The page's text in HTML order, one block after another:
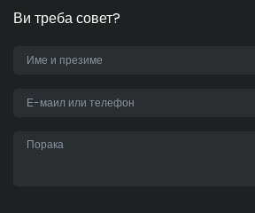
Ви треба совет?